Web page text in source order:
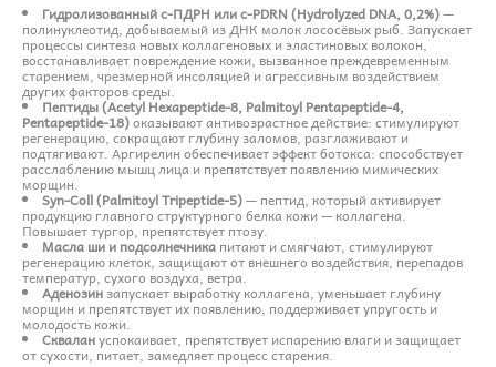
Гидролизованный с-ПДРН или c-PDRN (Hydrolyzed DNA, 0,2%)—
полинуклеотид, добываемый из ДНК молок лососёвых рыб. Запускает
процессы синтеза новых коллагеновых и эластиновых волокон,
восстанавливает повреждение кожи, вызванное преждевременным
старением, чрезмерной инсоляцией и агрессивным воздействием
других факторов среды.
Пептиды (Acetyl Hexapeptide-8, Palmitoyl Pentapeptide-4,
Pentapeptide-18)оказывают антивозрастное действие: стимулируют
регенерацию, сокращают глубину заломов, разглаживают и
подтягивают. Аргирелин обеспечивает эффект ботокса: способствует
расслаблению мышц лица и препятствует появлению мимических
морщин.
Syn-Coll (Palmitoyl Tripeptide-5)— пептид, который активирует
продукцию главного структурного белка кожи — коллагена.
Повышает тургор, препятствует птозу.
Масла ши и подсолнечника питают и смягчают, стимулируют
регенерацию клеток, защищают от внешнего воздействия, перепадов
температур, сухого воздуха, ветра.
Аденозинзапускает выработку коллагена, уменьшает глубину
морщин и препятствует их появлению, поддерживает упругость и
молодость кожи.
Сквалануспокаивает, препятствует испарению влаги и защищает
от сухости, питает, замедляет процесс старения.